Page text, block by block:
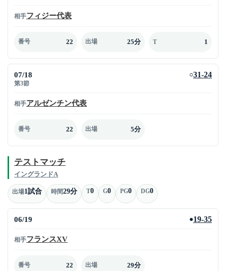
相手フィジー代表
番号 22 出場 25分 T 1
07/18
第3節
○31-24
相手アルゼンチン代表
番号 22 出場 5分
テストマッチ
イングランドA
出場1試合 時間29分 T0 G0 PG0 DG0
06/19 ●19-35
相手フランスXV
番号 22 出場 29分